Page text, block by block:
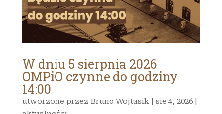
W dniu 5 sierpnia 2026
OMPiO czynne do godziny
14:00
utworzone przez Bruno Wojtasik| sie 4, 2026|